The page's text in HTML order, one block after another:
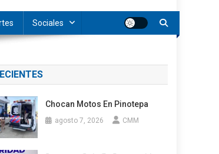
Sociales
Chocan Motos En Pinotepa
agosto 7, 2026 CMM